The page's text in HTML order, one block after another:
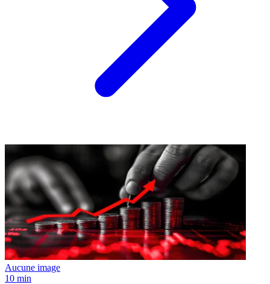
Aucune image
10 min